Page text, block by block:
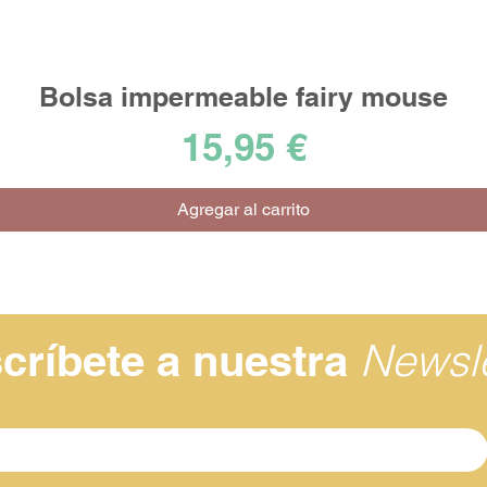
Vista rápida
Bolsa impermeable fairy mouse
Precio
15,95 €
Agregar al carrito
a nuestra